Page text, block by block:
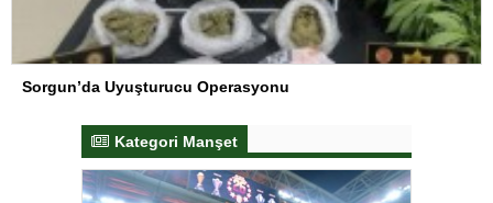
Sorgun’da Uyuşturucu Operasyonu
Kategori Manşet